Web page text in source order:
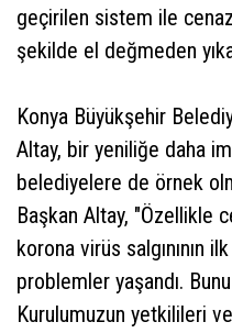
geçirilen sistem ile
şekilde el değmeden
Konya Büyükşehir
Altay, bir yeniliğe daha
belediyelere de örnek
Başkan Altay, "Özellikle
korona virüs salgınının
problemler yaşandı.
Kurulumuzun yetkilileri